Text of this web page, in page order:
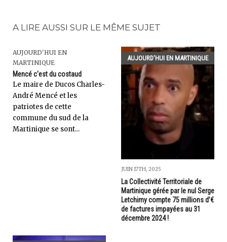
A LIRE AUSSI SUR LE MÊME SUJET
AUJOURD'HUI EN
MARTINIQUE
Mencé c'est du costaud
Le maire de Ducos Charles-
André Mencé et les
patriotes de cette
commune du sud de la
Martinique se sont...
AUJOURD'HUI EN MARTINIQUE
JUIN 17TH, 2025
La Collectivité Territoriale de
Martinique gérée par le nul Serge
Letchimy compte 75 millions d’€
de factures impayées au 31
décembre 2024 !